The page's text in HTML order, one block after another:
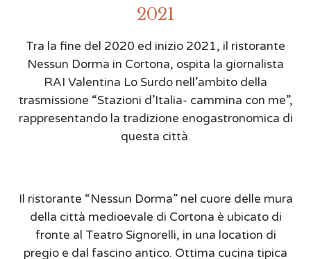
2021
Tra la fine del 2020 ed inizio 2021, il ristorante
Nessun Dorma in Cortona, ospita la giornalista
RAI Valentina Lo Surdo nell’ambito della
trasmissione “Stazioni d’Italia- cammina con me”,
rappresentando la tradizione enogastronomica di
questa città.
Il ristorante “Nessun Dorma” nel cuore delle mura
della città medioevale di Cortona è ubicato di
fronte al Teatro Signorelli, in una location di
pregio e dal fascino antico. Ottima cucina tipica